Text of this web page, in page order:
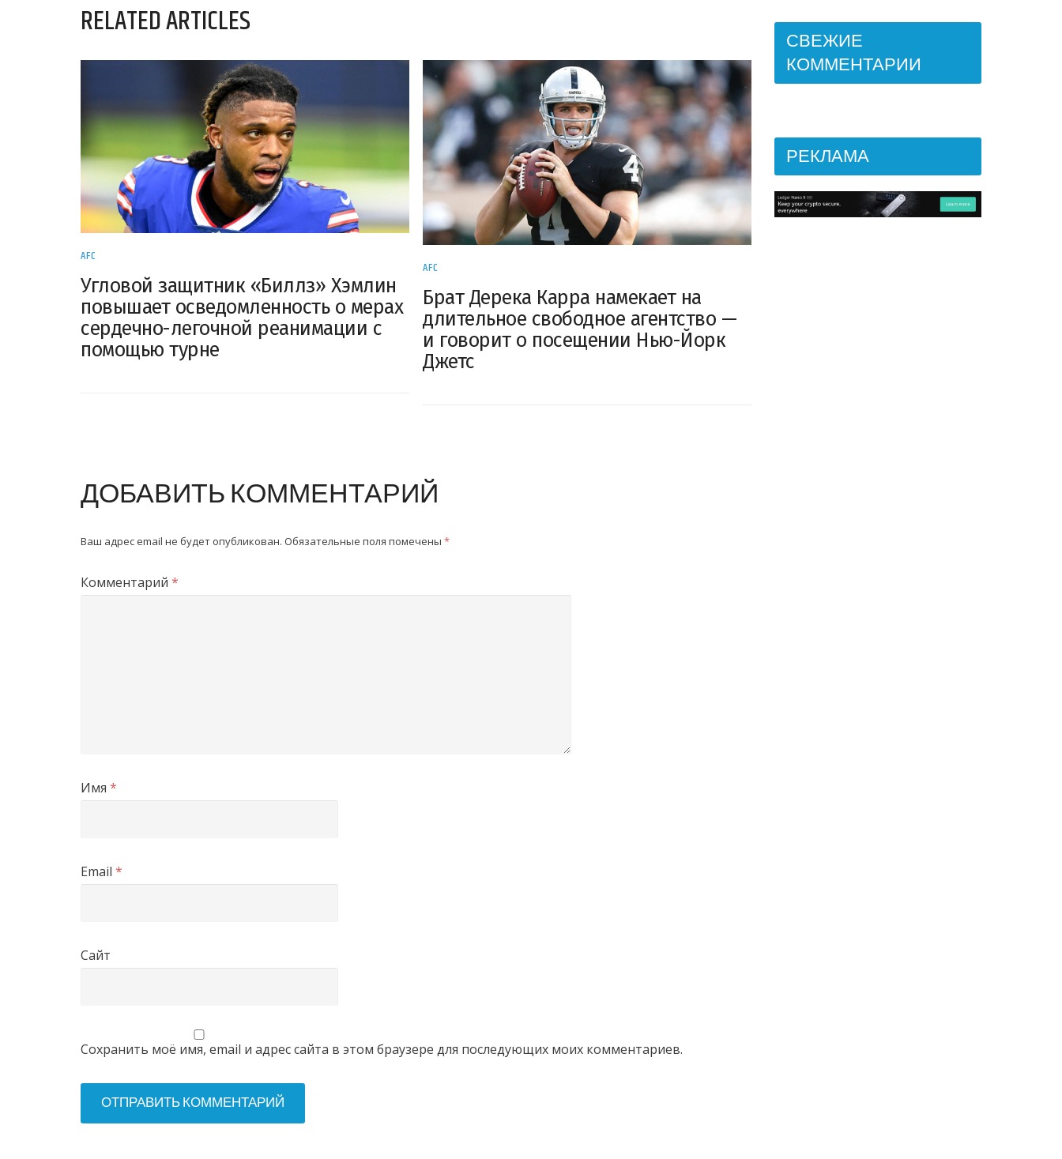
RELATED ARTICLES
AFC
Угловой защитник «Биллз» Хэмлин
повышает осведомленность о мерах
сердечно-легочной реанимации с
помощью турне
AFC
Брат Дерека Карра намекает на
длительное свободное агентство —
и говорит о посещении Нью-Йорк
Джетс
ДОБАВИТЬ КОММЕНТАРИЙ
Ваш адрес email не будет опубликован. Обязательные поля помечены *
Комментарий *
Имя *
Email *
Сайт
Сохранить моё имя, email и адрес сайта в этом браузере для последующих моих комментариев.
СВЕЖИЕ
КОММЕНТАРИИ
РЕКЛАМА